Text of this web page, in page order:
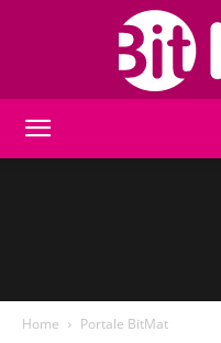
Home Portale BitMat